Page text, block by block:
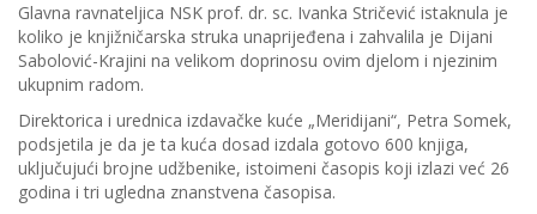
Glavna ravnateljica NSK prof. dr. sc. Ivanka Stričević istaknula je
koliko je knjižničarska struka unaprijeđena i zahvalila je Dijani
Sabolović-Krajini na velikom doprinosu ovim djelom i njezinim
ukupnim radom.
Direktorica i urednica izdavačke kuće „Meridijani“, Petra Somek,
podsjetila je da je ta kuća dosad izdala gotovo 600 knjiga,
uključujući brojne udžbenike, istoimeni časopis koji izlazi već 26
godina i tri ugledna znanstvena časopisa.